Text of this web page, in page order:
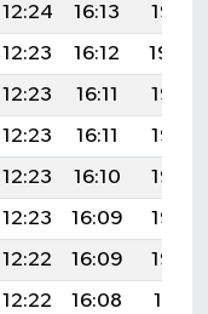
12:24 16:13
19:21
12:23 16:12
19:20
12:23 16:11
19:18
12:23 16:11
19:17
12:23 16:10
19:16
12:23 16:09
19:14
12:22 16:09
19:13
12:22 16:08
19:11